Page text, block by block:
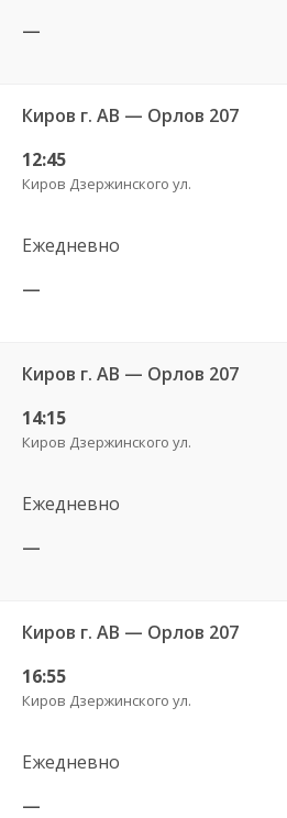
—
Киров г. АВ — Орлов 207
12:45
Киров Дзержинского ул.
Ежедневно
—
Киров г. АВ — Орлов 207
14:15
Киров Дзержинского ул.
Ежедневно
—
Киров г. АВ — Орлов 207
16:55
Киров Дзержинского ул.
Ежедневно
—